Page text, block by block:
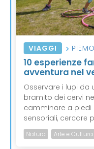
VIAGGI
10 esperienze
avventura nel
Osservare i lupi da
bramito dei cervi
camminare a piedi
sensoriali, cercare
Natura Arte e Cultura